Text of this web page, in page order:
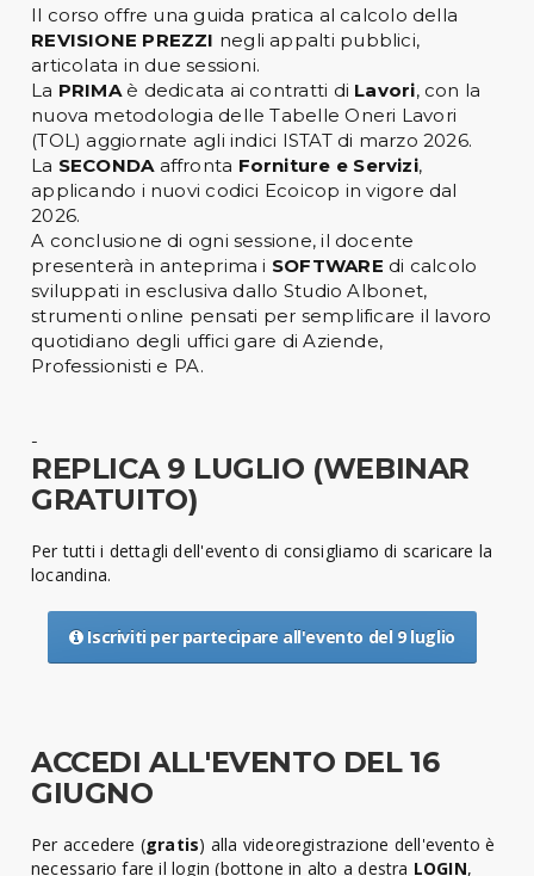
Il corso offre una guida pratica al calcolo della
REVISIONE PREZZI negli appalti pubblici,
articolata in due sessioni.
La PRIMAè dedicata ai contratti di Lavori, con la
nuova metodologia delle Tabelle Oneri Lavori
(TOL) aggiornate agli indici ISTAT di marzo 2026.
La SECONDAaffronta Forniture e Servizi,
applicando i nuovi codici Ecoicop in vigore dal
2026.
A conclusione di ogni sessione, il docente
presenterà in anteprima i SOFTWARE di calcolo
sviluppati in esclusiva dallo Studio Albonet,
strumenti online pensati per semplificare il lavoro
quotidiano degli uffici gare di Aziende,
Professionisti e PA.
-
REPLICA 9 LUGLIO (WEBINAR
GRATUITO)
Per tutti i dettagli dell'evento di consigliamo di scaricare la
locandina.
Iscriviti per partecipare all'evento del 9 luglio
ACCEDI ALL'EVENTO DEL 16
GIUGNO
Per accedere (gratis) alla videoregistrazione dell'evento è
necessario fare il login (bottone in alto a destra LOGIN,